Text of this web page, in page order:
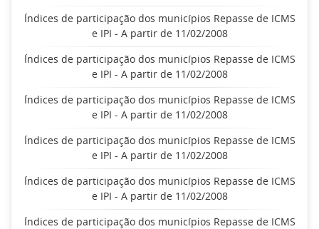
Índices de participação dos municípios Repasse de ICMS
e IPI - A partir de 11/02/2008
Índices de participação dos municípios Repasse de ICMS
e IPI - A partir de 11/02/2008
Índices de participação dos municípios Repasse de ICMS
e IPI - A partir de 11/02/2008
Índices de participação dos municípios Repasse de ICMS
e IPI - A partir de 11/02/2008
Índices de participação dos municípios Repasse de ICMS
e IPI - A partir de 11/02/2008
Índices de participação dos municípios Repasse de ICMS